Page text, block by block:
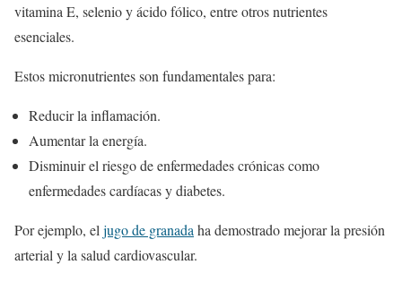
vitamina E, selenio y ácido fólico, entre otros nutrientes
esenciales.
Estos micronutrientes son fundamentales para:
Reducir la inflamación.
Aumentar la energía.
Disminuir el riesgo de enfermedades crónicas como
enfermedades cardíacas y diabetes.
Por ejemplo, el jugo de granada ha demostrado mejorar la presión
arterial y la salud cardiovascular.